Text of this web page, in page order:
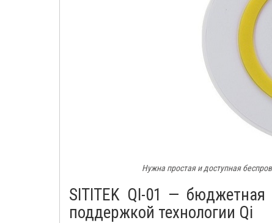
Нужна простая и доступная
SITITEK QI-01 —
поддержкой технологии Qi